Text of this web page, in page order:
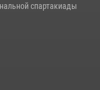
спартакиады